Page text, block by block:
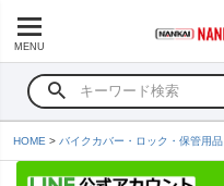
MENU
HOME バイクカバー・ロック・保管用品